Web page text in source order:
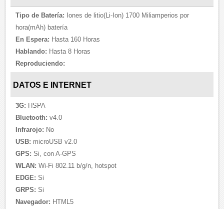
Tipo de Batería: Iones de litio(Li-Ion) 1700 Miliamperios por
hora(mAh) batería
En Espera: Hasta 160 Horas
Hablando: Hasta 8 Horas
Reproduciendo:
DATOS E INTERNET
3G: HSPA
Bluetooth: v4.0
Infrarojo: No
USB: microUSB v2.0
GPS: Si, con A-GPS
WLAN: Wi-Fi 802.11 b/g/n, hotspot
EDGE: Si
GRPS: Si
Navegador: HTML5